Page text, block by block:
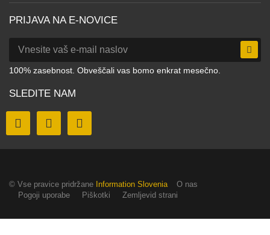
PRIJAVA NA E-NOVICE
100% zasebnost. Obveščali vas bomo enkrat mesečno.
SLEDITE NAM
© Vse pravice pridržane Information Slovenia
O nas
Pogoji uporabe
Piškotki Zemljevid strani